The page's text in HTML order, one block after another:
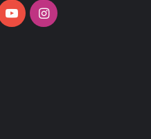
YouTubeInstagram